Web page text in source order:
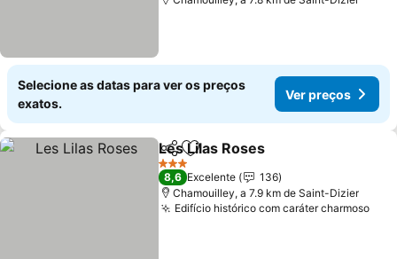
Selecione as datas para ver os preços
exatos.
Ver preços
PartilharAdicionar aos favoritos
Les Lilas Roses
3 Estrelas
8,6 Excelente
136
Chamouilley, a 7.9 km de Saint-Dizier
Edifício histórico com caráter charmoso